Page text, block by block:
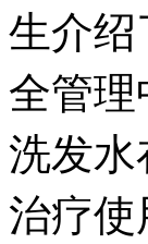
生介
全管
洗发
治疗